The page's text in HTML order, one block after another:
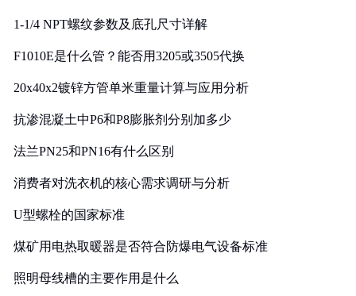
1-1/4 NPT螺纹参数及底孔尺寸详解
F1010E是什么管？能否用3205或3505代换
20x40x2镀锌方管单米重量计算与应用分析
抗渗混凝土中P6和P8膨胀剂分别加多少
法兰PN25和PN16有什么区别
消费者对洗衣机的核心需求调研与分析
U型螺栓的国家标准
煤矿用电热取暖器是否符合防爆电气设备标准
照明母线槽的主要作用是什么